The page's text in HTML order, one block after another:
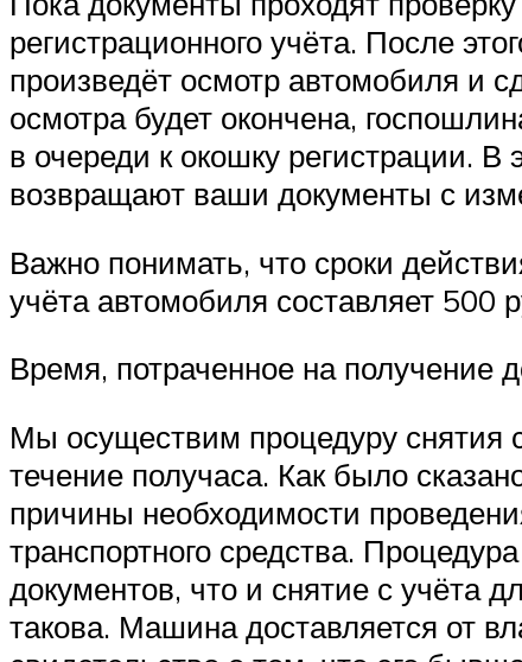
регистрационного учёта. После
произведёт осмотр автомобиля и
осмотра будет окончена,
в очереди к окошку регистрации.
возвращают ваши документы с
Важно понимать, что сроки
учёта автомобиля составляет 500
Время, потраченное на получение
Мы осуществим процедуру снятия
течение получаса. Как было
причины необходимости
транспортного средства.
документов, что и снятие с учёта
такова. Машина доставляется от